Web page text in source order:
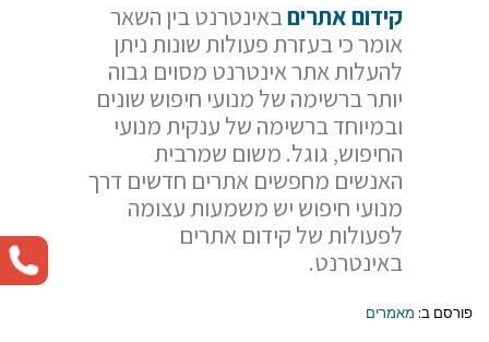
קידום אתריםבאינטרנט בין השאר
אומר כי בעזרת פעולות שונות ניתן
להעלות אתר אינטרנט מסוים גבוה
יותר ברשימה של מנועי חיפוש שונים
ובמיוחד ברשימה של ענקית מנועי
החיפוש, גוגל. משום שמרבית
האנשים מחפשים אתרים חדשים דרך
מנועי חיפוש יש משמעות עצומה
לפעולות של קידום אתרים
באינטרנט.
פורסם ב: מאמרים